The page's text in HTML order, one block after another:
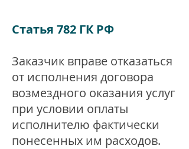
Статья 782 ГК РФ
Заказчик вправе отказаться
от исполнения договора
возмездного оказания услуг
при условии оплаты
исполнителю фактически
понесенных им расходов.